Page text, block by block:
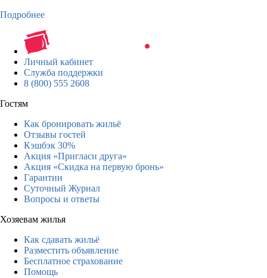
Подробнее
Личный кабинет
Служба поддержки
8 (800) 555 2608
Гостям
Как бронировать жильё
Отзывы гостей
Кэшбэк 30%
Акция «Пригласи друга»
Акция «Скидка на первую бронь»
Гарантии
Суточный Журнал
Вопросы и ответы
Хозяевам жилья
Как сдавать жильё
Разместить объявление
Бесплатное страхование
Помощь